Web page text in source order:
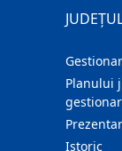
Planului
Istoric